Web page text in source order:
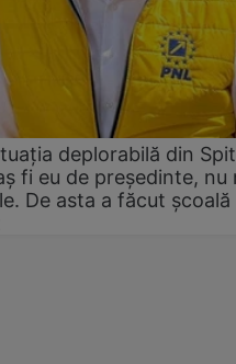
deplorabilă din
fi eu de președinte, nu
De asta a făcut școală